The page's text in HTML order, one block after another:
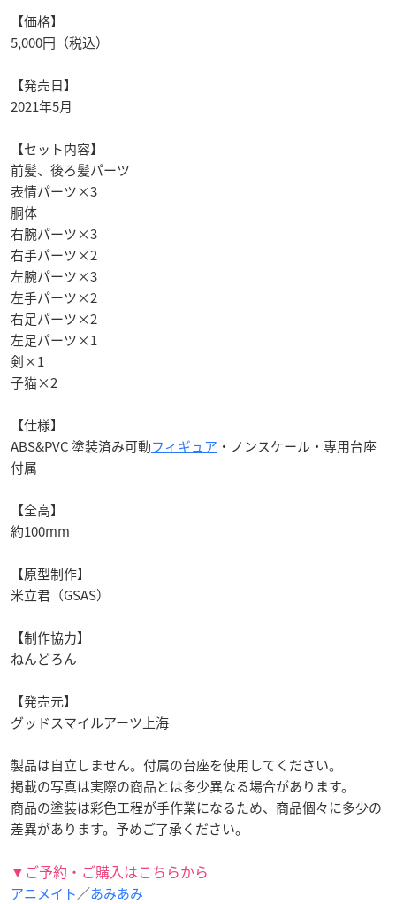
【価格】
5,000円（税込）
【発売日】
2021年5月
【セット内容】
前髪、後ろ髪パーツ
表情パーツ×3
胴体
右腕パーツ×3
右手パーツ×2
左腕パーツ×3
左手パーツ×2
右足パーツ×2
左足パーツ×1
剣×1
子猫×2
【仕様】
ABS&PVC 塗装済み可動フィギュア ・ノンスケール・専用台座
付属
【全高】
約100mm
【原型制作】
米立君（GSAS）
【制作協力】
ねんどろん
【発売元】
グッドスマイルアーツ上海
製品は自立しません。付属の台座を使用してください。
掲載の写真は実際の商品とは多少異なる場合があります。
商品の塗装は彩色工程が手作業になるため、商品個々に多少の
差異があります。予めご了承ください。
▼ご予約・ご購入はこちらから
アニメイト／あみあみ